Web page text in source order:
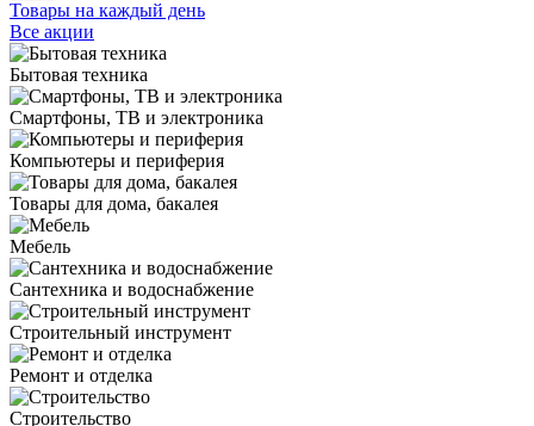
Товары на каждый день
Все акции
Бытовая техника
Смартфоны, ТВ и электроника
Компьютеры и периферия
Товары для дома, бакалея
Мебель
Сантехника и водоснабжение
Строительный инструмент
Ремонт и отделка
Строительство